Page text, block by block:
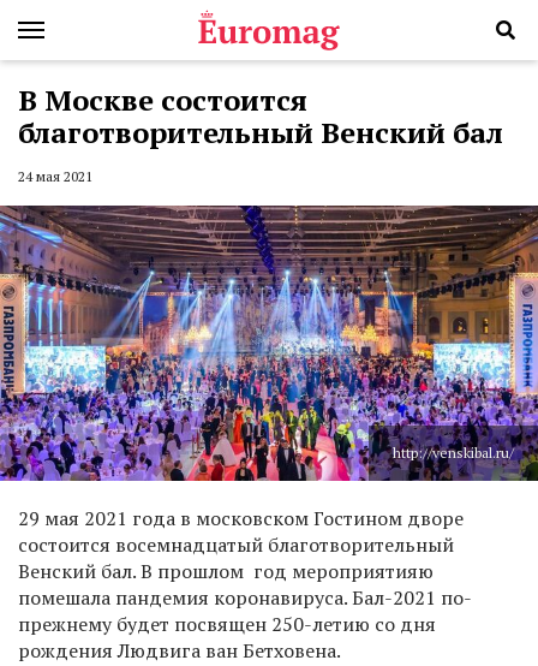
В Москве состоится
благотворительный Венский бал
24 мая 2021
http://venskibal.ru/
29 мая 2021 года в московском Гостином дворе
состоится восемнадцатый благотворительный
Венский бал. В прошлом год мероприятияю
помешала пандемия коронавируса. Бал-2021 по-
прежнему будет посвящен 250-летию со дня
рождения Людвига ван Бетховена.